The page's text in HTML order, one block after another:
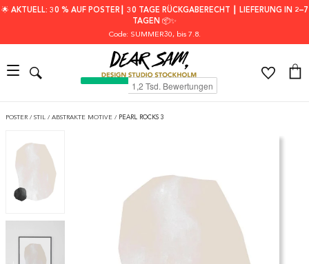
🌟 AKTUELL: 30 % AUF POSTER┃ 30 TAGE RÜCKGABERECHT ┃ LIEFERUNG IN 2–7
TAGEN 📦✨
Code: SUMMER30, bis 7.8.
POSTER / STIL / ABSTRAKTE MOTIVE / PEARL ROCKS 3